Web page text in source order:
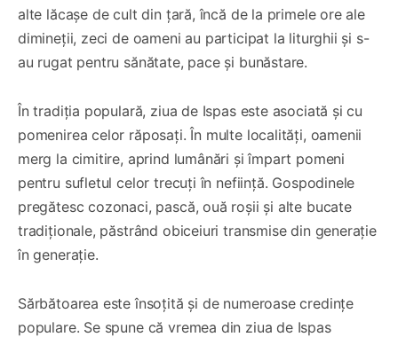
alte lăcașe de cult din țară, încă de la primele ore ale
dimineții, zeci de oameni au participat la liturghii și s-
au rugat pentru sănătate, pace și bunăstare.
În tradiția populară, ziua de Ispas este asociată și cu
pomenirea celor răposați. În multe localități, oamenii
merg la cimitire, aprind lumânări și împart pomeni
pentru sufletul celor trecuți în neființă. Gospodinele
pregătesc cozonaci, pască, ouă roșii și alte bucate
tradiționale, păstrând obiceiuri transmise din generație
în generație.
Sărbătoarea este însoțită și de numeroase credințe
populare. Se spune că vremea din ziua de Ispas